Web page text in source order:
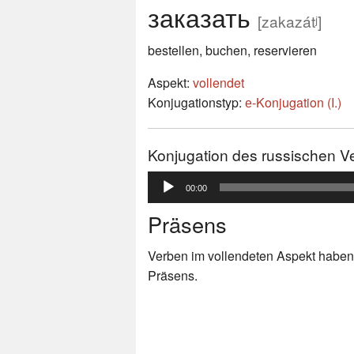
заказать [zakazátʲ]
bestellen, buchen, reservieren
Aspekt: vollendet
Konjugationstyp: е-Konjugation (I.)
Konjugation des russischen
Audio-
Player
00:00
Präsens
Verben im vollendeten Aspekt
Präsens.